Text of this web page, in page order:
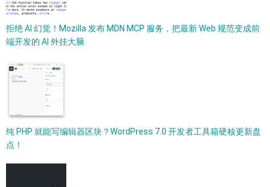
拒绝 AI 幻觉！Mozilla 发布 MDN MCP 服务，把最新 Web 规范变成前
端开发的 AI 外挂大脑
纯 PHP 就能写编辑器区块？WordPress 7.0 开发者工具箱硬核更新盘
点！